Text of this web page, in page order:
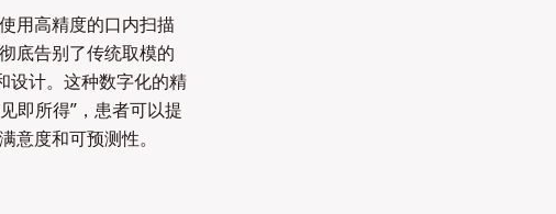
用高精度的口内扫描
底告别了传统取模的
设计。这种数字化的精
即所得”，患者可以提
度和可预测性。